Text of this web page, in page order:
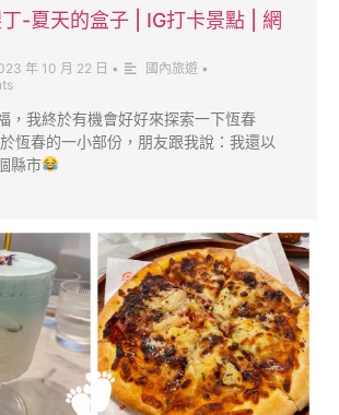
丁-夏天的盒子 | IG打卡景點 | 網
年 10 月 22 日 • 國內旅遊 •
，我終於有機會好好來探索一下恆春
恆春的一小部份，朋友跟我說：我還以
縣市